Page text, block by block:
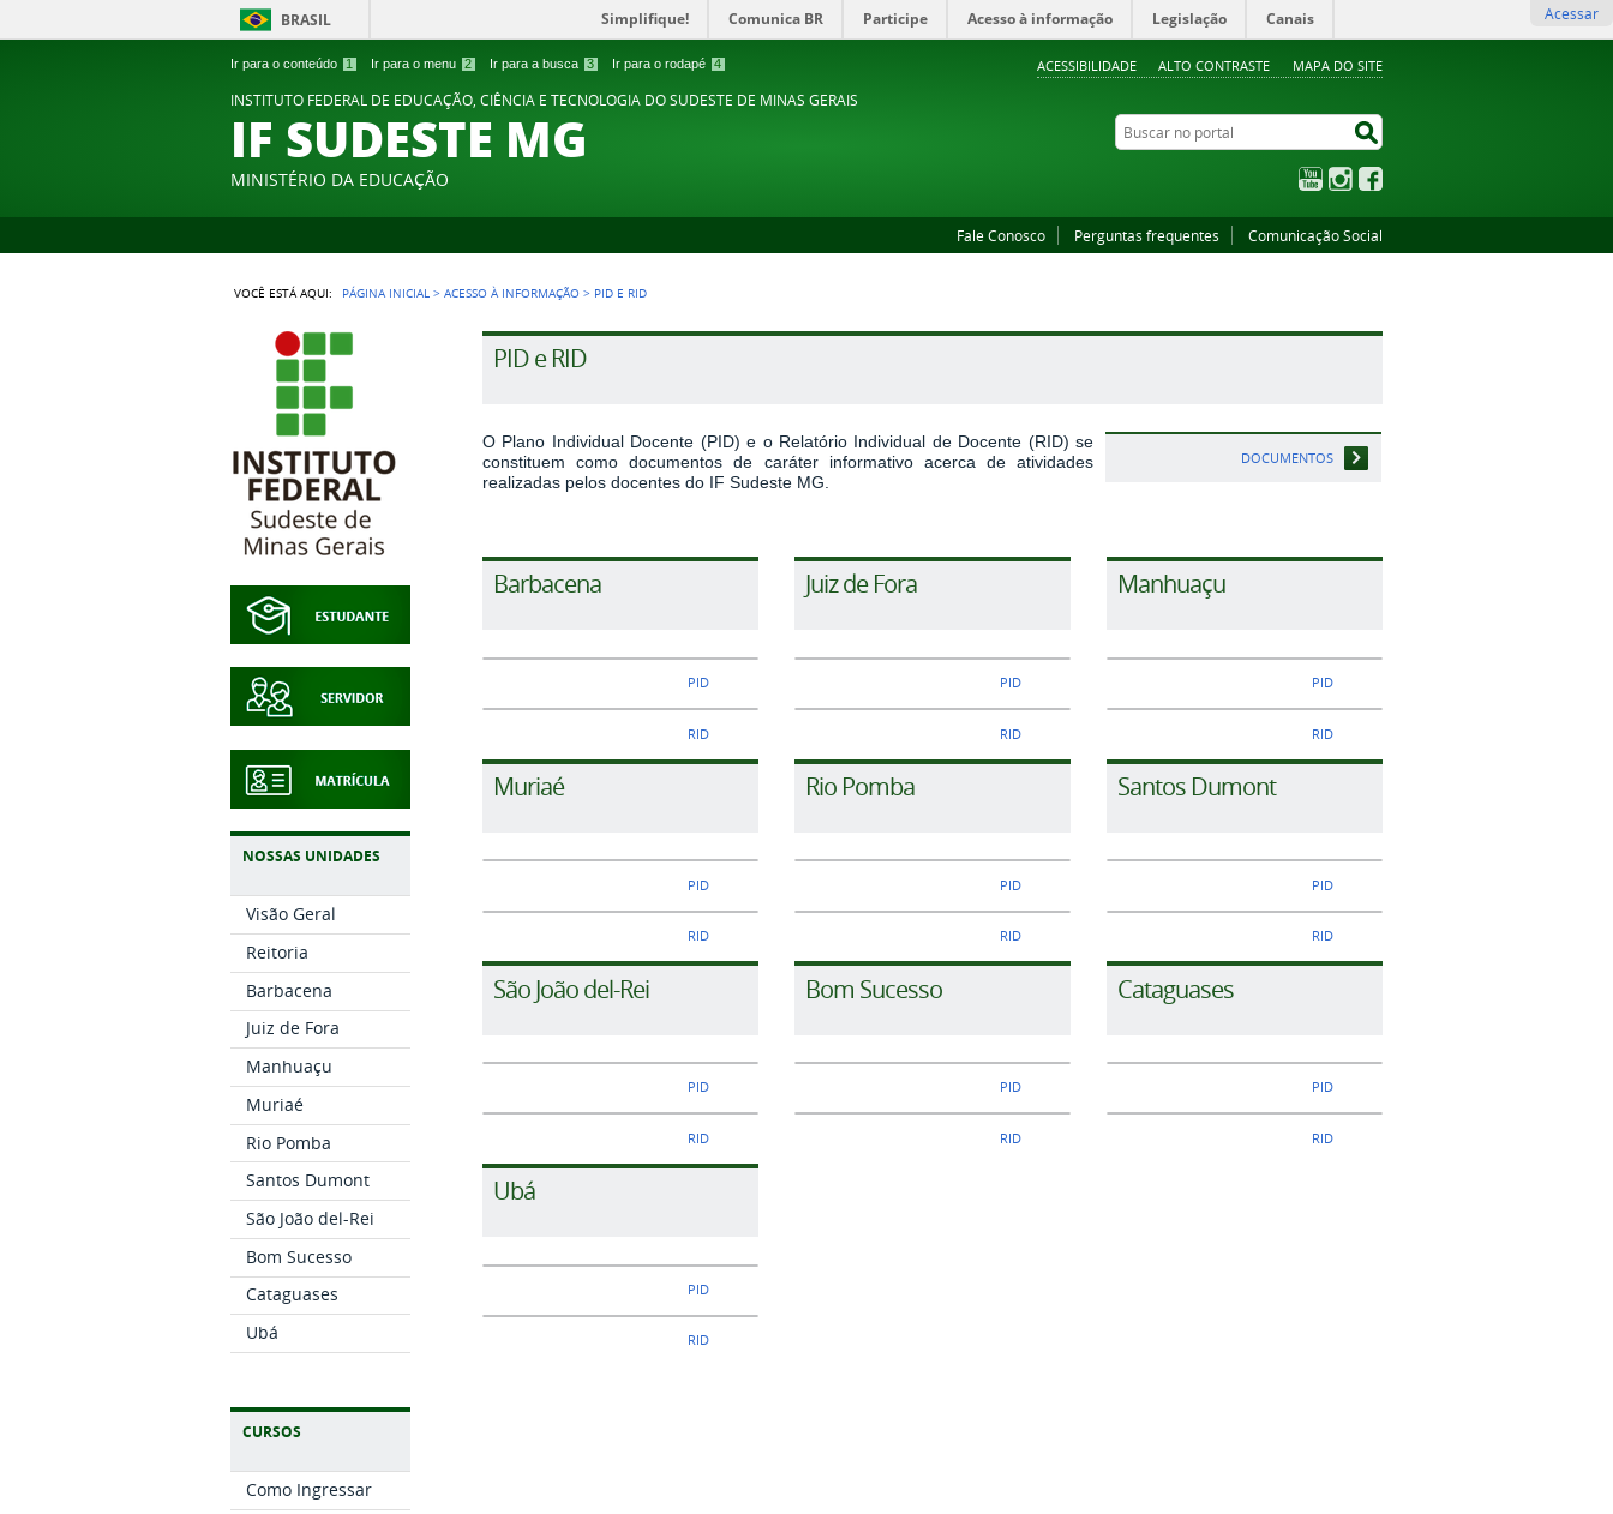
Ir para o conteúdo 1 Ir para o menu 2 Ir para a busca 3 Ir para o rodapé 4 ACESSIBILIDADE ALTO CONTRASTE MAPA DO SITE
BRASIL Simplifique! Comunica BR Participe Acesso à informação Legislação Canais Acessar
INSTITUTO FEDERAL DE EDUCAÇÃO, CIÊNCIA E TECNOLOGIA DO SUDESTE DE MINAS GERAIS
IF SUDESTE MG
MINISTÉRIO DA EDUCAÇÃO
Buscar no portal
YouTubeInstagram
Fale Conosco Perguntas frequentes Comunicação Social
VOCÊ ESTÁ AQUI: PÁGINA INICIAL >ACESSO À INFORMAÇÃO > PID E RID
NOSSAS UNIDADES
Visão Geral
Reitoria
Barbacena
Juiz de Fora
Manhuaçu
Muriaé
Rio Pomba
Santos Dumont
São João del-Rei
Bom Sucesso
Cataguases
Ubá
CURSOS
Como Ingressar
PID e RID
O Plano Individual Docente (PID) e o Relatório Individual de Docente (RID) se
constituem como documentos de caráter informativo acerca de atividades
realizadas pelos docentes do IF Sudeste MG
DOCUMENTOS
Barbacena
PID
RID
Juiz de Fora
PID
RID
Manhuaçu
PID
RID
Muriaé
PID
RID
Rio Pomba
PID
RID
Santos Dumont
PID
RID
São João del-Rei
PID
RID
Bom Sucesso
PID
RID
Cataguases
PID
RID
Ubá
PID
RID